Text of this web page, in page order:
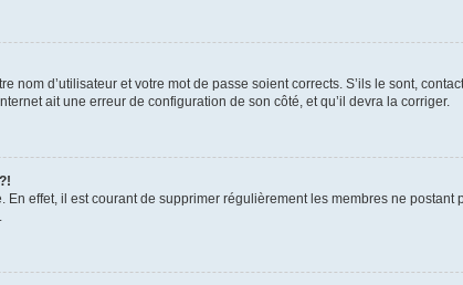
d’utilisateur et votre mot de passe soient corrects. S’ils le sont,
ait une erreur de configuration de son côté, et qu’il devra la corriger.
effet, il est courant de supprimer régulièrement les membres ne